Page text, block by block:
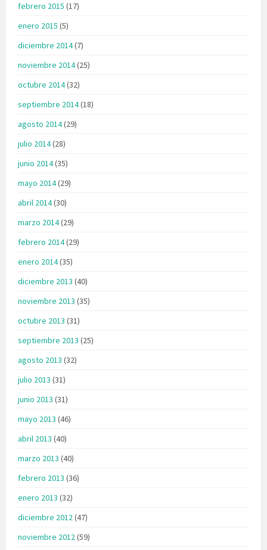
febrero 2015 (17)
enero 2015 (5)
diciembre 2014(7)
noviembre 2014(25)
octubre 2014(32)
septiembre 2014(18)
agosto 2014(29)
julio 2014(28)
junio 2014(35)
mayo 2014(29)
abril 2014(30)
marzo 2014(29)
febrero 2014(29)
enero 2014(35)
diciembre 2013 (40)
noviembre 2013 (35)
octubre 2013 (31)
septiembre 2013 (25)
agosto 2013 (32)
julio 2013 (31)
junio 2013 (31)
mayo 2013 (46)
abril 2013 (40)
marzo 2013 (40)
febrero 2013 (36)
enero 2013 (32)
diciembre 2012(47)
noviembre 2012(59)